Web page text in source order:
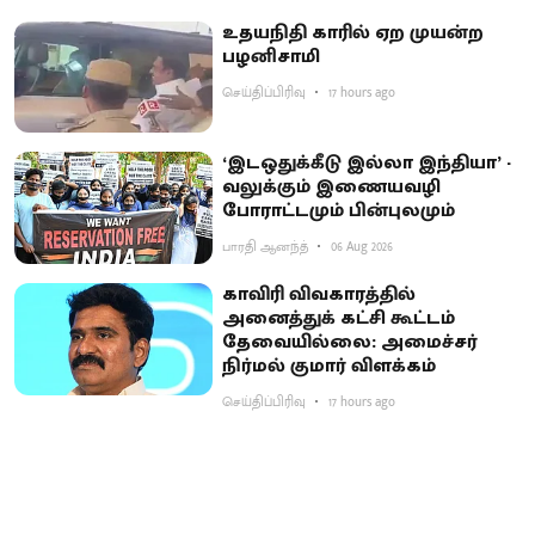
உதயநிதி காரில் ஏற முயன்ற
பழனிசாமி
செய்திப்பிரிவு 17 hours ago
‘இடஒதுக்கீடு இல்லா இந்தியா’ -
வலுக்கும் இணையவழி
போராட்டமும் பின்புலமும்
பாரதி ஆனந்த் 06 Aug 2026
காவிரி விவகாரத்தில்
அனைத்துக் கட்சி கூட்டம்
தேவையில்லை: அமைச்சர்
நிர்மல் குமார் விளக்கம்
செய்திப்பிரிவு 17 hours ago